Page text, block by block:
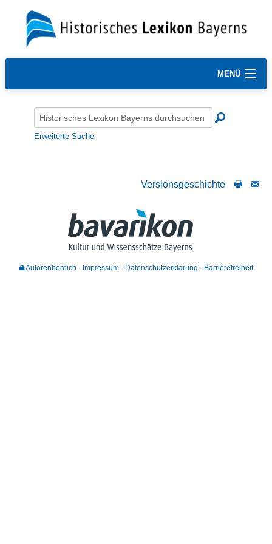
MENÜ
Erweiterte Suche
Versionsgeschichte
Autorenbereich Impressum Datenschutzerklärung Barrierefreiheit